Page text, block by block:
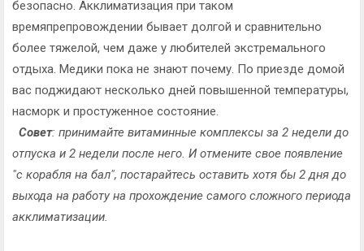
безопасно. Акклиматизация при таком
времяпрепровождении бывает долгой и сравнительно
более тяжелой, чем даже у любителей экстремального
отдыха. Медики пока не знают почему. По приезде домой
вас поджидают несколько дней повышенной температуры,
насморк и простуженное состояние.
Совет: принимайте витаминные комплексы за 2 недели до
отпуска и 2 недели после него. И отмените свое появление
"с корабля на бал", постарайтесь оставить хотя бы 2 дня до
выхода на работу на прохождение самого сложного периода
акклиматизации.